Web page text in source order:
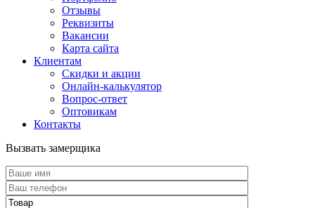
Отзывы
Реквизиты
Вакансии
Карта сайта
Клиентам
Скидки и акции
Онлайн-калькулятор
Вопрос-ответ
Оптовикам
Контакты
Вызвать замерщика